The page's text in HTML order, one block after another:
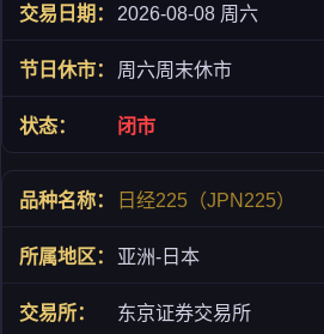
2026-08-08 周六
周六周末休市
闭市
日经225（JPN225）
亚洲-日本
东京证券交易所